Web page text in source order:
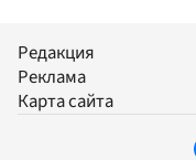
Редакция
Реклама
Карта сайта